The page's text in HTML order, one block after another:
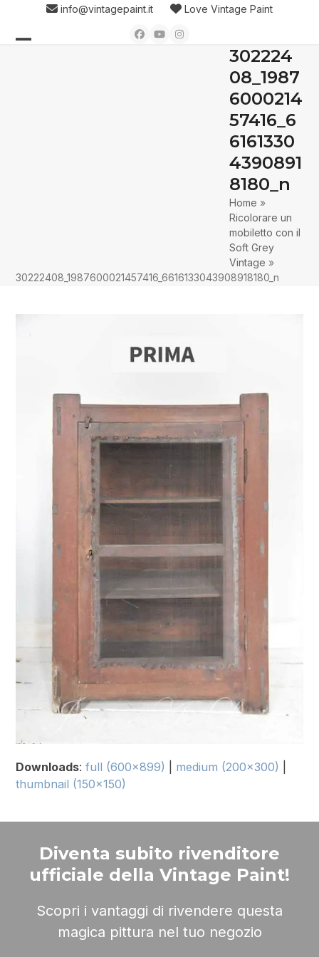
content
info@vintagepaint.it Love Vintage Paint
Facebook
YouTubeInstagram
302224
08_1987
6000214
57416_6
6161330
4390891
8180_n
Home »
Ricolorare un
mobiletto con il
Soft Grey
Vintage »
30222408_1987600021457416_6616133043908918180_n
Downloads:full (600x899) medium (200x300)
thumbnail (150x150)
Diventa subito rivenditore
ufficiale della Vintage Paint!
Scopri i vantaggi di rivendere questa
magica pittura nel tuo negozio